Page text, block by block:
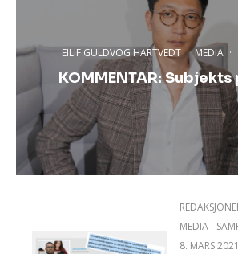
EILIF GULDVOG HARTVEDT · MEDIA ·
KOMMENTAR:
MEDIA
8. MARS 2021